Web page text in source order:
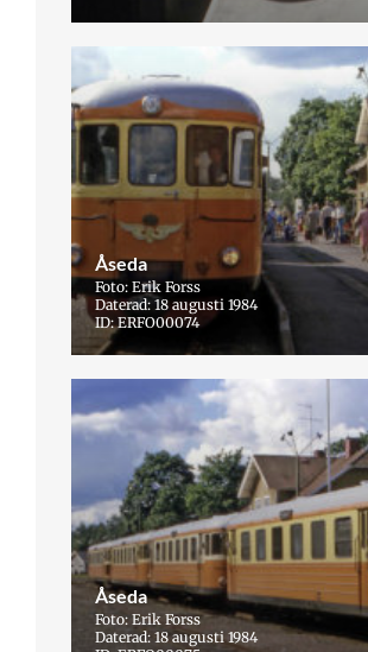
Åseda
Foto: Erik Forss
Daterad: 18 augusti 1984
ID: ERFO00074
Åseda
Foto: Erik Forss
Daterad: 18 augusti 1984